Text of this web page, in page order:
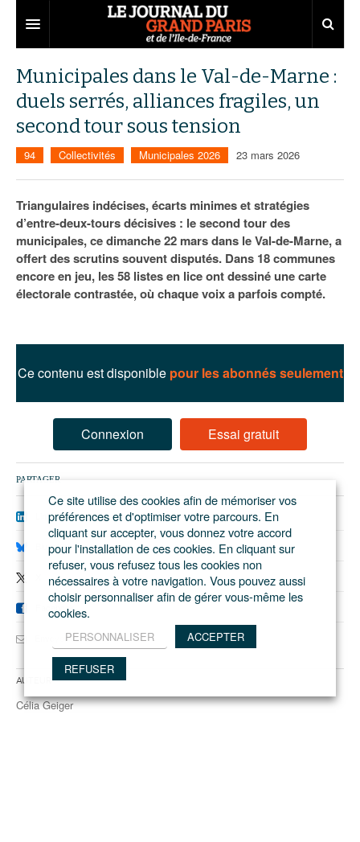
Territoires
Aménagement
Collectivités
Services urbains
Entreprises
Développement économique
Attractivité
Innovation
Transport
Départements
77
78
91
Nominations
Portraits
Agenda
Les Assises du Grand Paris
Éditions précédentes
Le podcast
Ecouter les épisodes
Municipales dans le Val-de-Marne :
duels serrés, alliances fragiles, un
second tour sous tension
94 Collectivités Municipales 2026 23 mars 2026
Triangulaires indécises, écarts minimes et stratégies
d’entre-deux-tours décisives : le second tour des
municipales, ce dimanche 22 mars dans le Val-de-Marne, a
offert des scrutins souvent disputés. Dans 18 communes
encore en jeu, les 58 listes en lice ont dessiné une carte
électorale contrastée, où chaque voix a parfois compté.
Ce contenu est disponible pour les abonnés seulement
Connexion Essai gratuit
PARTAGER
Linkedin
Bluesky
Facebook
Envoyer cet article
Auteur
Célia Geiger
Ce site utilise des cookies afin de mémoriser vos
préférences et d'optimiser votre parcours. En
cliquant sur accepter, vous donnez votre accord
pour l'installation de ces cookies. En cliquant sur
refuser, vous refusez tous les cookies non
nécessaires à votre navigation. Vous pouvez aussi
choisir personnaliser afin de gérer vous-même les
cookies.
PERSONNALISER ACCEPTER
REFUSER